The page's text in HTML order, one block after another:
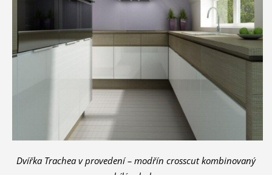
Dvířka Trachea v provedení – modřín crosscut kombinovaný